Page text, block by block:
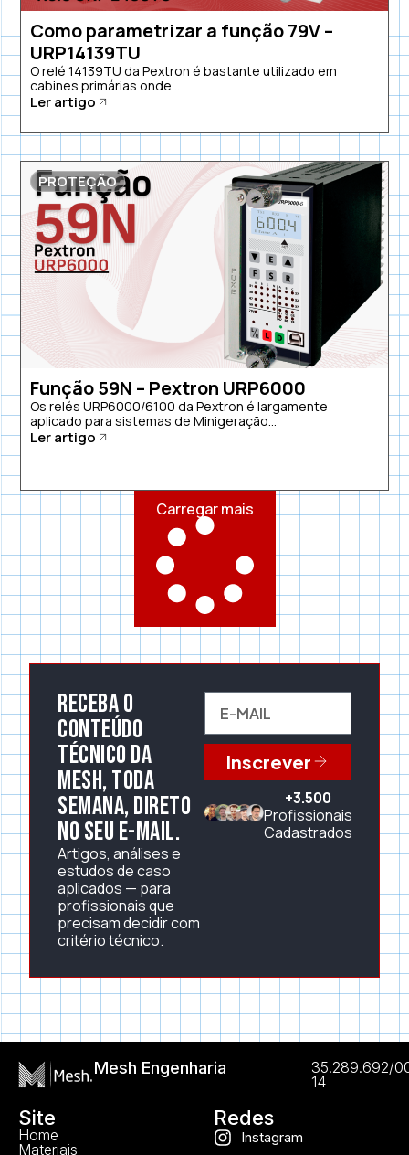
Como parametrizar a função 79V –
URP14139TU
O relé 14139TU da Pextron é bastante utilizado em
cabines primárias onde...
Ler artigo
PROTEÇÃO
Função 59N – Pextron URP6000
Os relés URP6000/6100 da Pextron é largamente
aplicado para sistemas de Minigeração...
Ler artigo
Carregar mais
Receba o
conteúdo
técnico da
Mesh, toda
semana, direto
no seu e-mail.
Artigos, análises e
estudos de caso
aplicados — para
profissionais que
precisam decidir com
critério técnico.
Inscrever
+3.500
Profissionais
Cadastrados
Mesh Engenharia
35.289.692/
14
Site
Home
Materiais
Redes
Instagram